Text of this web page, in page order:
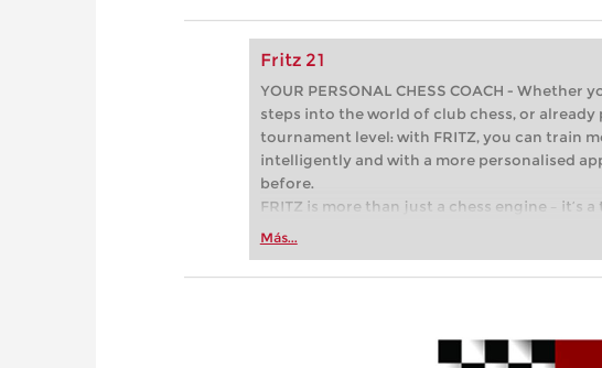
Fritz 21
YOUR PERSONAL CHESS COACH - Whether
steps into the world of club chess, or already
tournament level: with FRITZ, you can train
intelligently and with a more personalised
before.
FRITZ is more than just a chess engine – it’s
Whether you’re taking your first steps into
more efficiently, intelligently and with a
Más...